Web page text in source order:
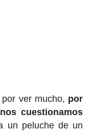
ver mucho, por
cuestionamos
un peluche de un